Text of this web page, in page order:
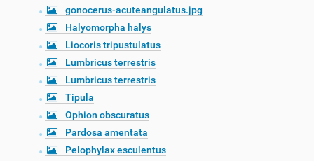
gonocerus-acuteangulatus.jpg
Halyomorpha halys
Liocoris tripustulatus
Lumbricus terrestris
Lumbricus terrestris
Tipula
Ophion obscuratus
Pardosa amentata
Pelophylax esculentus